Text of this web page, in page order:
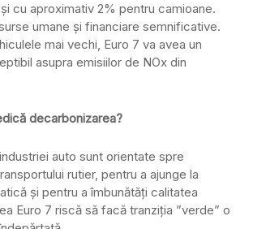
cu aproximativ 2% pentru camioane.
umane și financiare semnificative.
mai vechi, Euro 7 va avea un
asupra emisiilor de NOx din
decarbonizarea?
auto sunt orientate spre
rutier, pentru a ajunge la
și pentru a îmbunătăți calitatea
Euro 7 riscă să facă tranziția ”verde” o